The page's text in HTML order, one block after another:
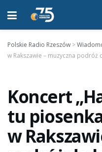
Polskie Radio Rzeszów >
w Rakszawie – muzyczna podróż
Koncert
tu
w